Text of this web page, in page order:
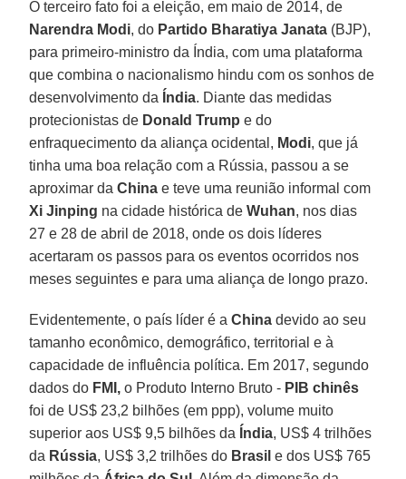
O terceiro fato foi a eleição, em maio de 2014, de
Narendra Modi, do Partido Bharatiya Janata (BJP),
para primeiro-ministro da Índia, com uma plataforma
que combina o nacionalismo hindu com os sonhos de
desenvolvimento da Índia. Diante das medidas
protecionistas de Donald Trump e do
enfraquecimento da aliança ocidental, Modi, que já
tinha uma boa relação com a Rússia, passou a se
aproximar daChina e teve uma reunião informal com
Xi Jinping na cidade histórica deWuhan, nos dias
27 e 28 de abril de 2018, onde os dois líderes
acertaram os passos para os eventos ocorridos nos
meses seguintes e para uma aliança de longo prazo.
Evidentemente, o país líder é aChina devido ao seu
tamanho econômico, demográfico, territorial e à
capacidade de influência política. Em 2017, segundo
dados do FMI, o Produto Interno Bruto - PIB chinês
foi de US$ 23,2 bilhões (em ppp), volume muito
superior aos US$ 9,5 bilhões da Índia, US$ 4 trilhões
da Rússia, US$ 3,2 trilhões do Brasil e dos US$ 765